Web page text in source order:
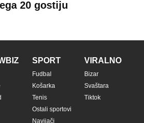
Terms of service
Pratite nas na: